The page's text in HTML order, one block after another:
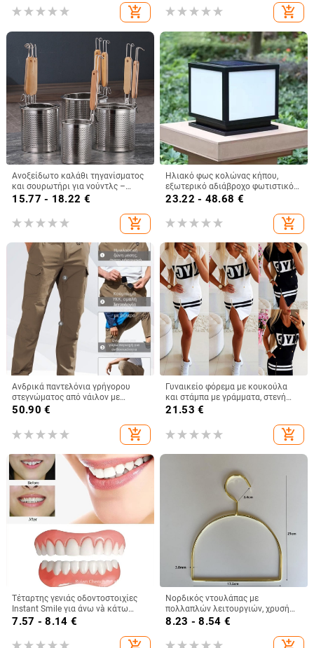
μαλακός κοντό plush, ηλικία: 7–14
ετών
add_shopping_cart add_shopping_cart
Ανοξείδωτο καλάθι τηγανίσματος
και σουρωτήρι για νούντλς –
Αντιολισθητικό, Προστασία από
15.77 - 18.22 €
add_shopping_cart
Ηλιακό φως κολώνας κήπου,
εξωτερικό αδιάβροχο φωτιστικό
τοίχου με σφυρήλατο σίδερο και
23.22 - 48.68 €
add_shopping_cart
Ανδρικά παντελόνια γρήγορου
στεγνώματος από νάιλον με
ελαστικότητα για υπαίθριες
μονόχρωμα, με πολλά τσεπάκια.
50.90 €
add_shopping_cart
Γυναικείο φόρεμα με κουκούλα
και στάμπα με γράμματα, στενή
γραμμή, Amazon AliExpress 2021,
21.53 €
add_shopping_cart
Τέταρτης γενιάς οδοντοστοιχίες
Instant Smile για άνω và κάτω
γνάθες – πλήρες σετ, λεύκανση και
7.57 - 8.14 €
Νορδικός ντουλάπας με
πολλαπλών λειτουργιών, χρυσή
μεταλλική κρεμάστρα ρούχων με
φουλάρια και ράφι πετσέτας
8.23 - 8.54 €